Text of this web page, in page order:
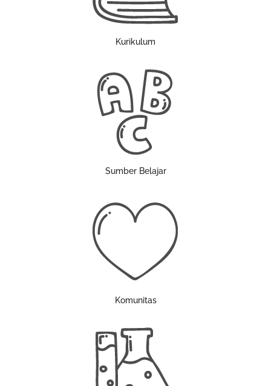
Kurikulum
Sumber Belajar
Komunitas